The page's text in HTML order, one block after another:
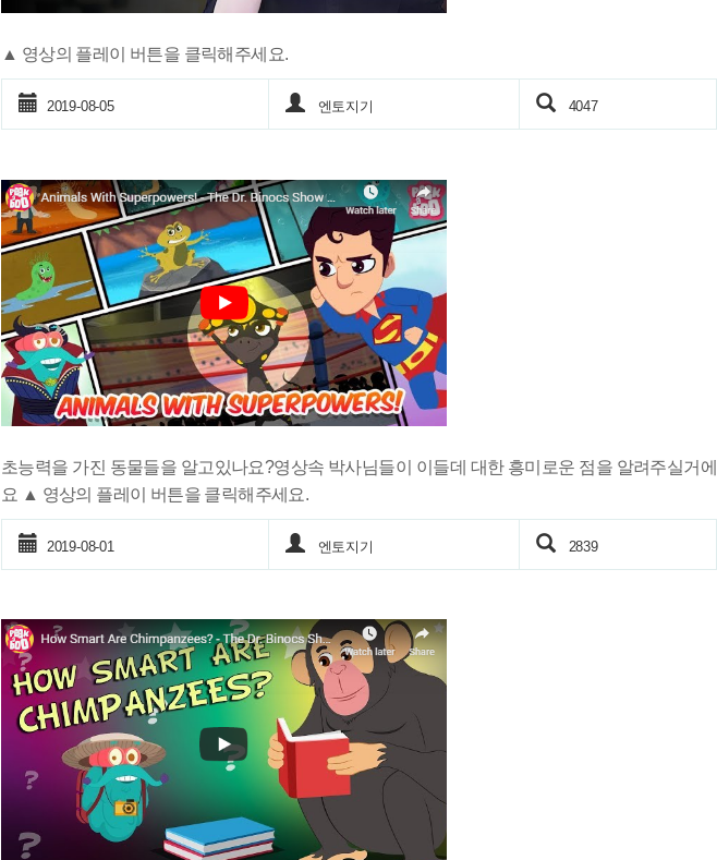
▲ 영상의 플레이 버튼을 클릭해주세요.
2019-08-05 엔토지기 4047
초능력을 가진 동물들을 알고있나요?영상속 박사님들이 이들데 대한 흥미로운 점을 알려주실거에
요 ▲ 영상의 플레이 버튼을 클릭해주세요.
2019-08-01 엔토지기 2839